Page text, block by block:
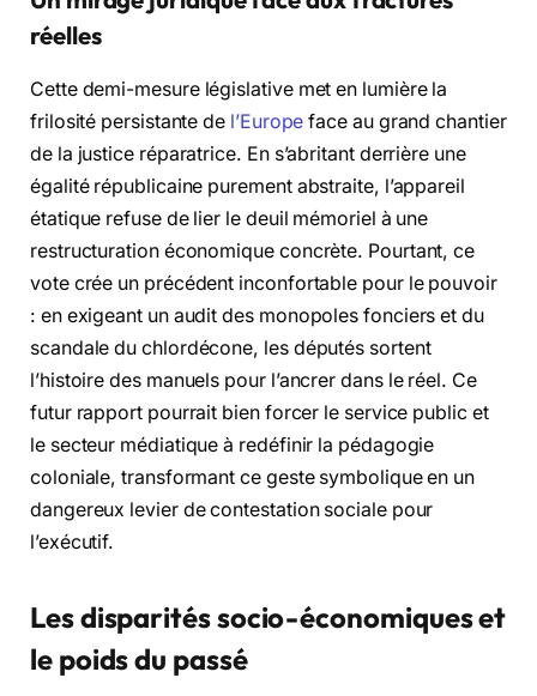
réelles
Cette demi-mesure législative met en lumière la
frilosité persistante de l’Europe face au grand chantier
de la justice réparatrice. En s’abritant derrière une
égalité républicaine purement abstraite, l’appareil
étatique refuse de lier le deuil mémoriel à une
restructuration économique concrète. Pourtant, ce
vote crée un précédent inconfortable pour le pouvoir
: en exigeant un audit des monopoles fonciers et du
scandale du chlordécone, les députés sortent
l’histoire des manuels pour l’ancrer dans le réel. Ce
futur rapport pourrait bien forcer le service public et
le secteur médiatique à redéfinir la pédagogie
coloniale, transformant ce geste symbolique en un
dangereux levier de contestation sociale pour
l’exécutif.
Les disparités socio-économiques et
le poids du passé